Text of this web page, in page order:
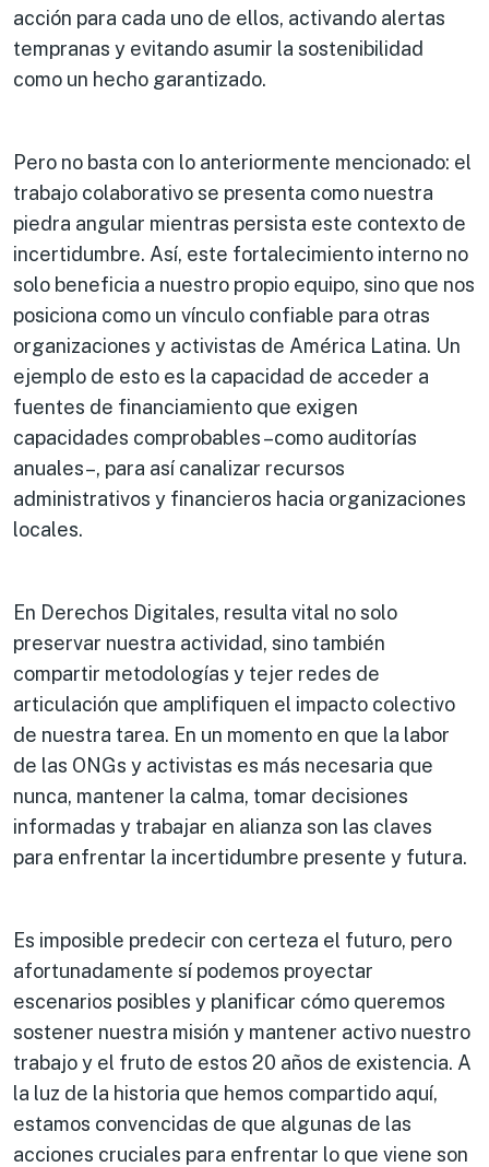
acción para cada uno de ellos, activando alertas
tempranas y evitando asumir la sostenibilidad
como un hecho garantizado.
Pero no basta con lo anteriormente mencionado: el
trabajo colaborativo se presenta como nuestra
piedra angular mientras persista este contexto de
incertidumbre. Así, este fortalecimiento interno no
solo beneficia a nuestro propio equipo, sino que nos
posiciona como un vínculo confiable para otras
organizaciones y activistas de América Latina. Un
ejemplo de esto es la capacidad de acceder a
fuentes de financiamiento que exigen
capacidades comprobables –como auditorías
anuales–, para así canalizar recursos
administrativos y financieros hacia organizaciones
locales.
En Derechos Digitales, resulta vital no solo
preservar nuestra actividad, sino también
compartir metodologías y tejer redes de
articulación que amplifiquen el impacto colectivo
de nuestra tarea. En un momento en que la labor
de las ONGs y activistas es más necesaria que
nunca, mantener la calma, tomar decisiones
informadas y trabajar en alianza son las claves
para enfrentar la incertidumbre presente y futura.
Es imposible predecir con certeza el futuro, pero
afortunadamente sí podemos proyectar
escenarios posibles y planificar cómo queremos
sostener nuestra misión y mantener activo nuestro
trabajo y el fruto de estos 20 años de existencia. A
la luz de la historia que hemos compartido aquí,
estamos convencidas de que algunas de las
acciones cruciales para enfrentar lo que viene son